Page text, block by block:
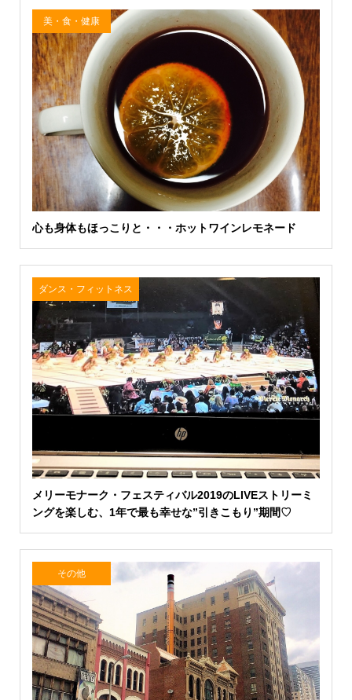
美・食・健康
心も身体もほっこりと・・・ホットワインレモネード
ダンス・フィットネス
メリーモナーク・フェスティバル2019のLIVEストリーミ
ングを楽しむ、1年で最も幸せな”引きこもり”期間♡
その他